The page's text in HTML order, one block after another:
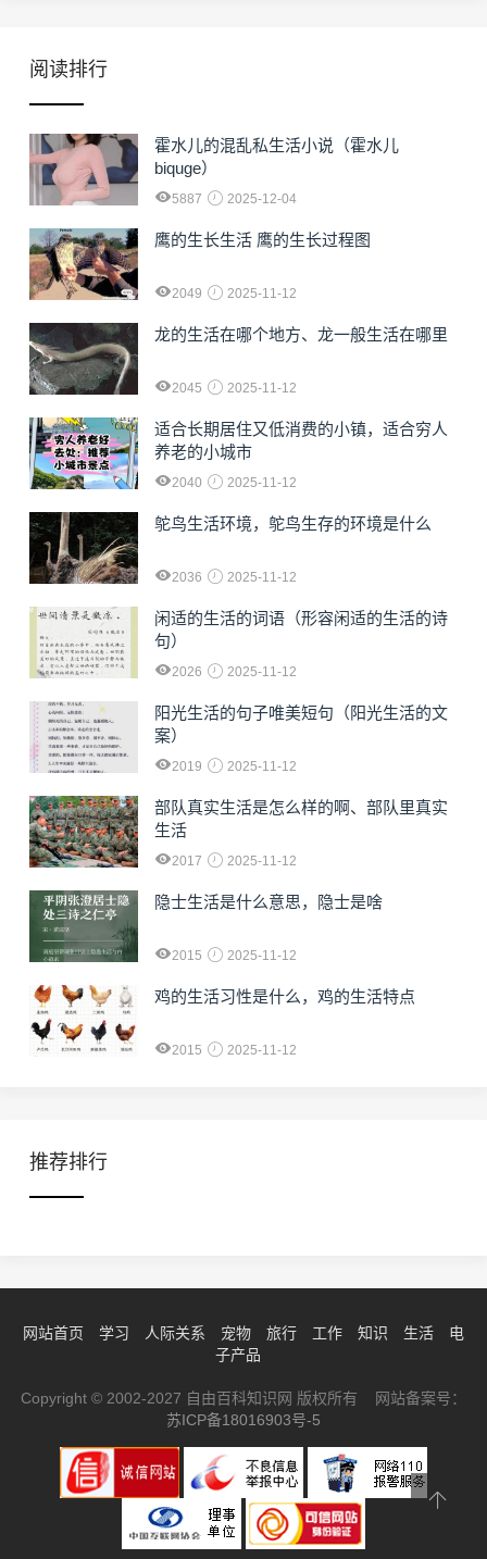
阅读排行
霍水儿的混乱私生活小说（霍水儿
biquge）
5887 2025-12-04
鹰的生长生活 鹰的生长过程图
2049 2025-11-12
龙的生活在哪个地方、龙一般生活在哪里
2045 2025-11-12
适合长期居住又低消费的小镇，适合穷人
养老的小城市
2040 2025-11-12
鸵鸟生活环境，鸵鸟生存的环境是什么
2036 2025-11-12
闲适的生活的词语（形容闲适的生活的诗
句）
2026 2025-11-12
阳光生活的句子唯美短句（阳光生活的文
案）
2019 2025-11-12
部队真实生活是怎么样的啊、部队里真实
生活
2017 2025-11-12
隐士生活是什么意思，隐士是啥
2015 2025-11-12
鸡的生活习性是什么，鸡的生活特点
2015 2025-11-12
推荐排行
网站首页 学习 人际关系 宠物 旅行 工作 知识 生活
电
子产品
Copyright © 2002-2027 自由百科知识网 版权所有 网站备案号：
苏ICP备18016903号-5